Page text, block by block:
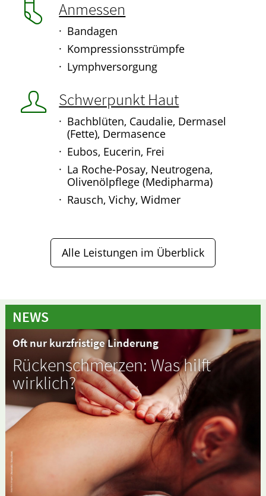
Anmessen
Bandagen
Kompressionsstrümpfe
Lymphversorgung
Schwerpunkt Haut
Bachblüten, Caudalie, Dermasel
(Fette), Dermasence
Eubos, Eucerin, Frei
La Roche-Posay, Neutrogena,
Olivenölpflege (Medipharma)
Rausch, Vichy, Widmer
Alle Leistungen im Überblick
NEWS
Oft nur kurzfristige Linderung
Rückenschmerzen: Was hilft
wirklich?